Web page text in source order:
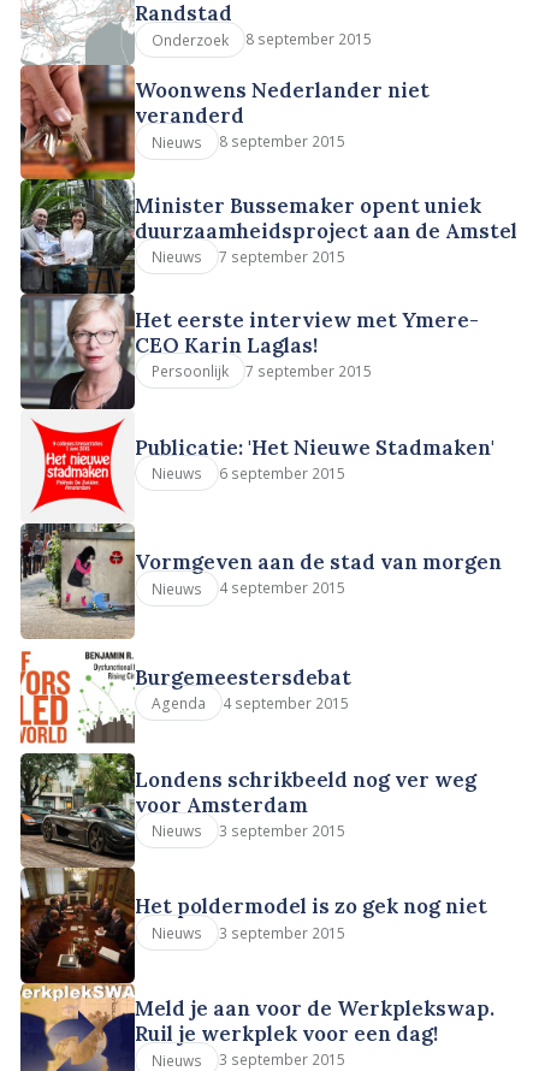
Randstad
Onderzoek 8 september 2015
Woonwens Nederlander niet
veranderd
Nieuws 8 september 2015
Minister Bussemaker opent uniek
duurzaamheidsproject aan de Amstel
Nieuws 7 september 2015
Het eerste interview met Ymere-
CEO Karin Laglas!
Persoonlijk 7 september 2015
Publicatie: 'Het Nieuwe Stadmaken'
Nieuws 6 september 2015
Vormgeven aan de stad van morgen
Nieuws 4 september 2015
Burgemeestersdebat
Agenda 4 september 2015
Londens schrikbeeld nog ver weg
voor Amsterdam
Nieuws 3 september 2015
Het poldermodel is zo gek nog niet
Nieuws 3 september 2015
Meld je aan voor de Werkplekswap.
Ruil je werkplek voor een dag!
Nieuws 3 september 2015